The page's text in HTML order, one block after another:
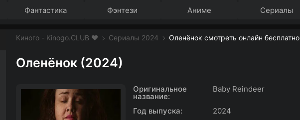
Фантастика Фэнтези Аниме Сериалы
Киного - Kinogo.CLUB ❤️ Сериалы 2024 Оленёнок смотреть онлайн бесплатно
Оленёнок (2024)
Оригинальное
название:
Baby Reindeer
Год выпуска:
2024